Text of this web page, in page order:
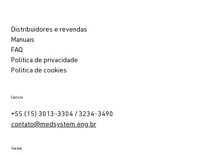
Distribuidores e revendas
Manuais
FAQ
Política de privacidade
Política de cookies
Contato
+55 (15) 3013-3304 / 3234-3490
contato@medsystem.eng.br
Horário